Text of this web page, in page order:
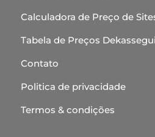
Calculadora de Preço de
Tabela de Preços
Contato
Politica de privacidade
Termos & condições